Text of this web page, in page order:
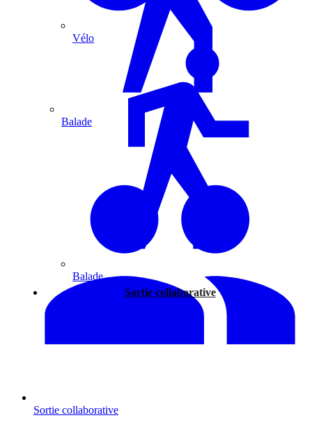
Vélo
Balade
Sortie collaborative
Balade
Sortie collaborative